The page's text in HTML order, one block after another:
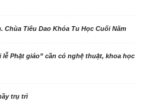
Chùa Tiêu Dao Khóa Tu Học Cuối Năm
lễ Phật giáo” cần có nghệ thuật, khoa học
trụ trì